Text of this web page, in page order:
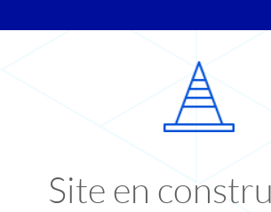
Site en